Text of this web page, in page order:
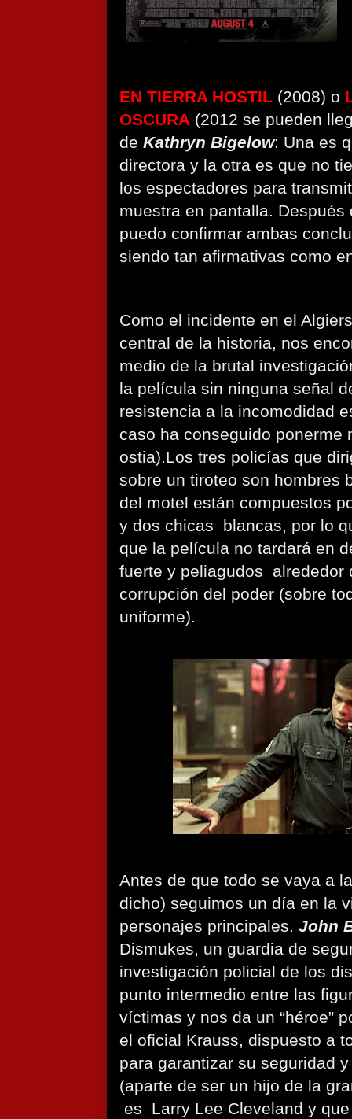
EN TIERRA HOSTIL (2008) o
OSCURA (2012 se pueden
de Kathryn Bigelow: Una es
directora y la otra es que no
los espectadores para
muestra en pantalla.
puedo confirmar ambas
siendo tan afirmativas como
Como el incidente en el
central de la historia, nos
medio de la brutal
la película sin ninguna señal
resistencia a la incomodidad
caso ha conseguido ponerme
ostia).Los tres policías que
sobre un tiroteo son hombres
del motel están compuestos
y dos chicas blancas, por lo
que la película no tardará en
fuerte y peliagudos alrededor
corrupción del poder (sobre
uniforme).
Antes de que todo se vaya a
dicho) seguimos un día en la
personajes principales. John
Dismukes, un guardia de
investigación policial de los
punto intermedio entre las
víctimas y nos da un “héroe”
el oficial Krauss, dispuesto a
para garantizar su seguridad
(aparte de ser un hijo de la
es Larry Lee Cleveland y